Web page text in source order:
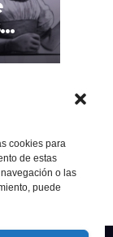
cookies para
de estas
o las
puede
(T-